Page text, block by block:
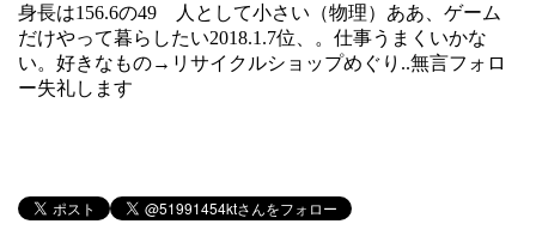
身長は156.6の49 人として小さい（物理）ああ、ゲーム
だけやって暮らしたい2018.1.7位、。仕事うまくいかな
い。好きなもの→リサイクルショップめぐり..無言フォロ
ー失礼します